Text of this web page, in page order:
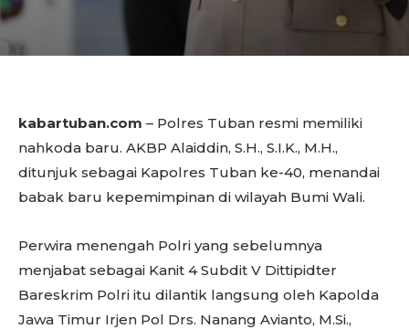
kabartuban.com – Polres Tuban resmi memiliki
nahkoda baru. AKBP Alaiddin, S.H., S.I.K., M.H.,
ditunjuk sebagai Kapolres Tuban ke-40, menandai
babak baru kepemimpinan di wilayah Bumi Wali.
Perwira menengah Polri yang sebelumnya
menjabat sebagai Kanit 4 Subdit V Dittipidter
Bareskrim Polri itu dilantik langsung oleh Kapolda
Jawa Timur Irjen Pol Drs. Nanang Avianto, M.Si.,